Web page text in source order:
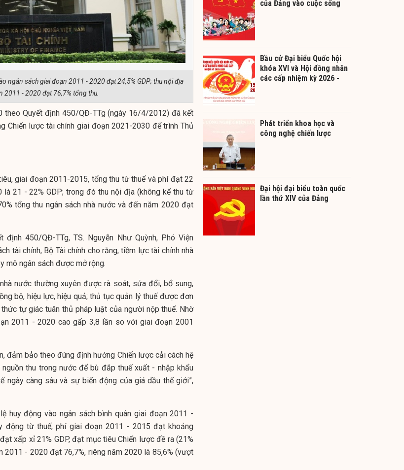
ngân sách giai đoạn 2011 - 2020 đạt 24,5% GDP; thu nội địa
2011 - 2020 đạt 76,7% tổng thu.
theo Quyết định 450/QĐ-TTg (ngày 16/4/2012) đã kết
Chiến lược tài chính giai đoạn 2021-2030 để trình Thủ
giai đoạn 2011-2015, tổng thu từ thuế và phí đạt 22
là 21 - 22% GDP; trong đó thu nội địa (không kể thu từ
tổng thu ngân sách nhà nước và đến năm 2020 đạt
450/QĐ-TTg, TS. Nguyễn Như Quỳnh, Phó Viện
tài chính, Bộ Tài chính cho rằng, tiềm lực tài chính nhà
mô ngân sách được mở rộng.
nước thường xuyên được rà soát, sửa đổi, bổ sung,
bộ, hiệu lực, hiệu quả; thủ tục quản lý thuế được đơn
tự giác tuân thủ pháp luật của người nộp thuế. Nhờ
2011 - 2020 cao gấp 3,8 lần so với giai đoạn 2001
đảm bảo theo đúng định hướng Chiến lược cải cách hệ
thu trong nước để bù đắp thuế xuất - nhập khẩu
ngày càng sâu và sự biến động của giá dầu thế giới”,
huy động vào ngân sách bình quân giai đoạn 2011 -
động từ thuế, phí giai đoạn 2011 - 2015 đạt khoảng
xấp xỉ 21% GDP, đạt mục tiêu Chiến lược đề ra (21%
2011 - 2020 đạt 76,7%, riêng năm 2020 là 85,6% (vượt
của Đảng vào cuộc sống
Bầu cử Đại biểu Quốc hội
khóa XVI và Hội đồng nhân
các cấp nhiệm kỳ 2026 -
Phát triển khoa học và
công nghệ chiến lược
Đại hội đại biểu toàn quốc
lần thứ XIV của Đảng